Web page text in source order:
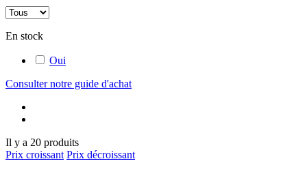
En stock
Oui
Consulter notre guide d'achat
Il y a 20 produits
Prix croissant Prix décroissant